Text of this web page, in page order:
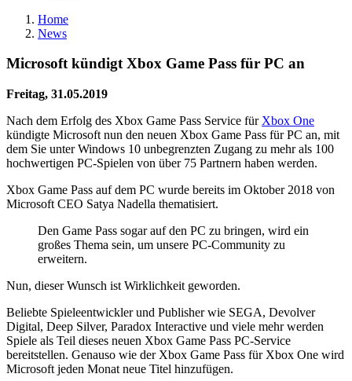
Home
News
Microsoft kündigt Xbox Game Pass für PC an
Freitag, 31.05.2019
Nach dem Erfolg des Xbox Game Pass Service für Xbox One
kündigte Microsoft nun den neuen Xbox Game Pass für PC an, mit
dem Sie unter Windows 10 unbegrenzten Zugang zu mehr als 100
hochwertigen PC-Spielen von über 75 Partnern haben werden.
Xbox Game Pass auf dem PC wurde bereits im Oktober 2018 von
Microsoft CEO Satya Nadella thematisiert.
Den Game Pass sogar auf den PC zu bringen, wird ein
großes Thema sein, um unsere PC-Community zu
erweitern.
Nun, dieser Wunsch ist Wirklichkeit geworden.
Beliebte Spieleentwickler und Publisher wie SEGA, Devolver
Digital, Deep Silver, Paradox Interactive und viele mehr werden
Spiele als Teil dieses neuen Xbox Game Pass PC-Service
bereitstellen. Genauso wie der Xbox Game Pass für Xbox One wird
Microsoft jeden Monat neue Titel hinzufügen.